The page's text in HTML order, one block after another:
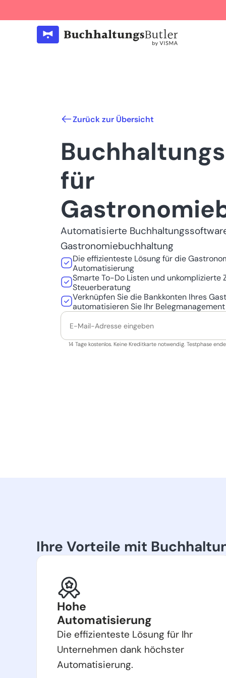
Zurück zur Übersicht
für
Automatisierte
Gastronomiebuchhaltung
Die effizienteste Lösung für die
Automatisierung
Smarte To-Do Listen und unkomplizierte
Steuerberatung
Verknüpfen Sie die Bankkonten Ihres
automatisieren Sie Ihr Belegmanagement
14 Tage kostenlos. Keine Kreditkarte notwendig. Testphase
Ihre Vorteile mit
Hohe
Automatisierung
Die effizienteste Lösung für Ihr
Unternehmen dank höchster
Automatisierung.